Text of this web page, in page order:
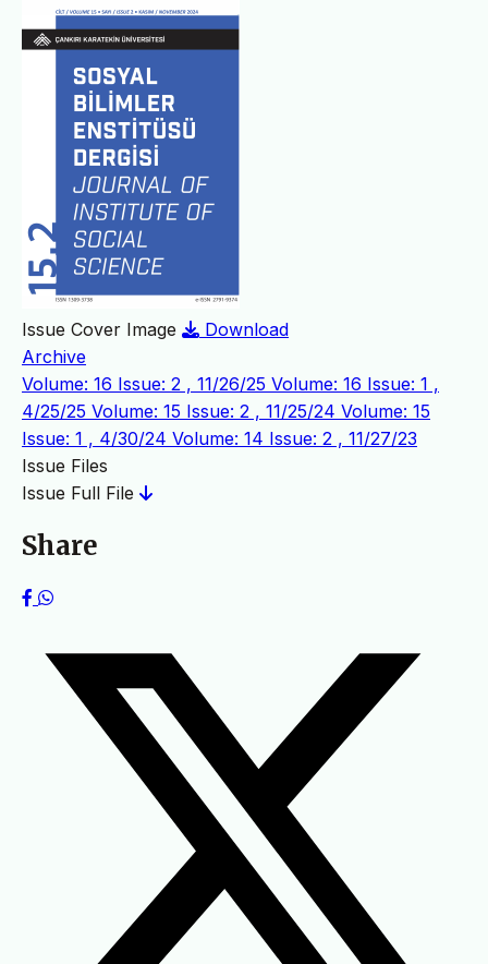
Issue Cover Image
Download
Archive
Volume: 16 Issue: 2 , 11/26/25 Volume: 16 Issue: 1 ,
4/25/25 Volume: 15 Issue: 2 , 11/25/24 Volume: 15
Issue: 1 , 4/30/24 Volume: 14 Issue: 2 , 11/27/23
Issue Files
Issue Full File
Share